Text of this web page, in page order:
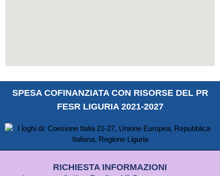
SPESA COFINANZIATA CON RISORSE DEL PR
FESR LIGURIA 2021-2027
RICHIESTA INFORMAZIONI